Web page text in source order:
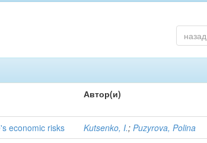
назад
Автор(и)
economic risks Kutsenko, I.;Puzyrova, Polina